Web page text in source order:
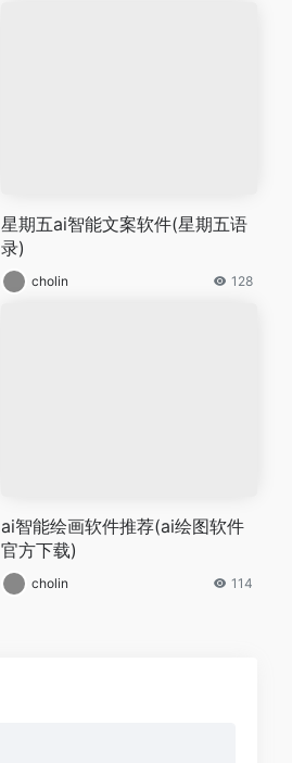
星期五ai智能文案软件(星期五语
录)
cholin 128
ai智能绘画软件推荐(ai绘图软件
官方下载)
cholin 114